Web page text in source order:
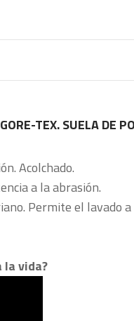
TEX. SUELA DE
Acolchado.
a la abrasión.
Permite el lavado a
la vida?